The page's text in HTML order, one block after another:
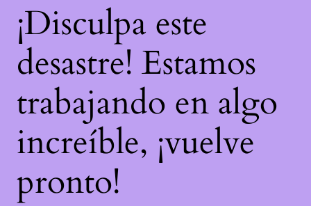
¡Disculpa este
desastre! Estamos
trabajando en algo
increíble, ¡vuelve
pronto!